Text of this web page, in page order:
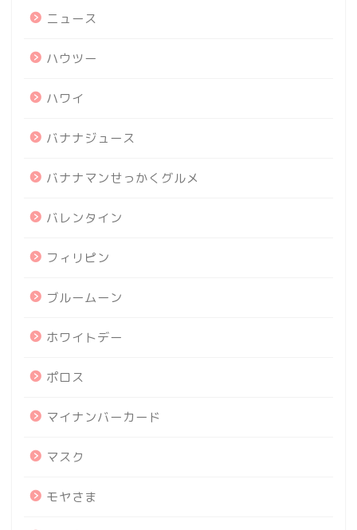
ニュース
ハウツー
ハワイ
バナナジュース
バナナマンせっかくグルメ
バレンタイン
フィリピン
ブルームーン
ホワイトデー
ポロス
マイナンバーカード
マスク
モヤさま